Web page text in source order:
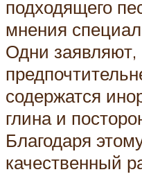
подходящего
мнения
Одни заявляют,
содержатся
глина и
Благодаря
качественный